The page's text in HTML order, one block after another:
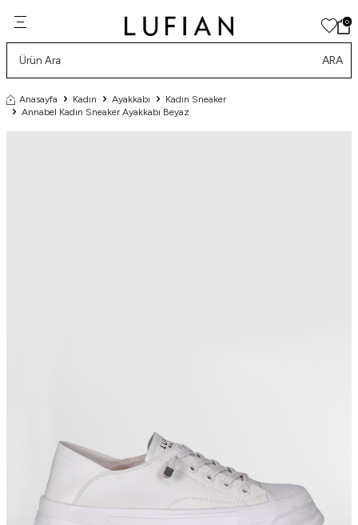
0
ARA
Anasayfa Kadın Ayakkabı
Kadın Sneaker
Annabel Kadın Sneaker Ayakkabı Beyaz